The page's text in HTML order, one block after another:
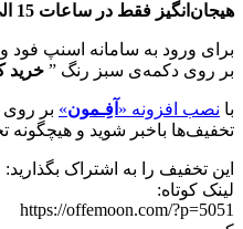
هیجان‌انگیز فقط در ساعات 15 الی 18 قابل استفاده می‌باشد.
برای ورود به سامانه اسنپ فود
بر روی دکمه‌ی سبز رنگ ” خرید
با نصب افزونه « آفِـمون» بر روی
تخفیف‌ها باخبر شوید و هیچگونه
این تخفیف را به اشتراک بگذارید:
لینک کوتاه:
https://offemoon.com/?p=5051